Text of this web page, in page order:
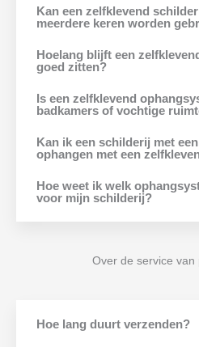
Kan een zelfklevend
meerdere keren worden
Hoelang blijft een
goed zitten?
Is een zelfklevend
badkamers of vochtige
Kan ik een schilderij met
ophangen met een
Hoe weet ik welk
voor mijn schilderij?
Over de service van
Hoe lang duurt verzenden?